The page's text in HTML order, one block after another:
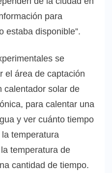
para
estaba disponible”.
se
el área de captación
calentador solar de
para calentar una
y ver cuánto tiempo
temperatura
temperatura de
cantidad de tiempo.